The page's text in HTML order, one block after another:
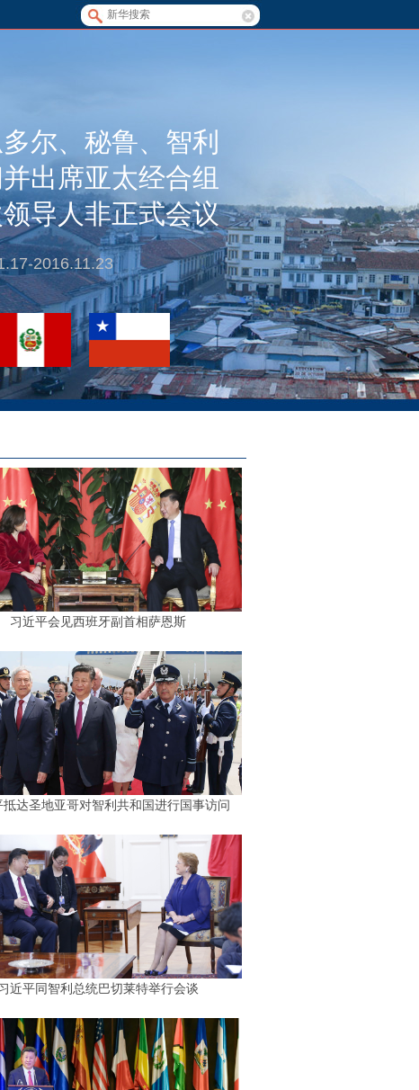
尔、秘鲁、智利
出席亚太经合组
导人非正式会议
2016.11.23
习近平会见西班牙副首相萨恩斯
抵达圣地亚哥对智利共和国进行国事访问
近平同智利总统巴切莱特举行会谈